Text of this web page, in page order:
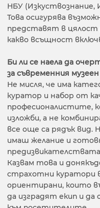
НБУ (Изкуствознание,
Това осигурява
представят в цялост
какво всъщност
Би ли се наела да
за съвременния
Не мисля, че има
куратор и набор от
професионалистите,
изложби, а не
все още са рядък вид.
имаш желание и
Казвам това и
страхотни куратори
ориентирани, които
да изградят екип и да